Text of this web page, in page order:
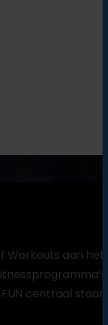
Workouts aan het
centraal